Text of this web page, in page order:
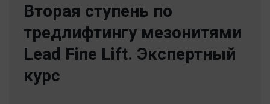
Вторая ступень по
тредлифтингу мезонитями
Lead Fine Lift. Экспертный
курс